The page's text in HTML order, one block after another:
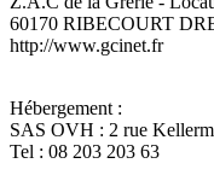
60170 RIBECOURT
http://www.gcinet.fr
Hébergement :
SAS OVH : 2 rue
Tel : 08 203 203 63